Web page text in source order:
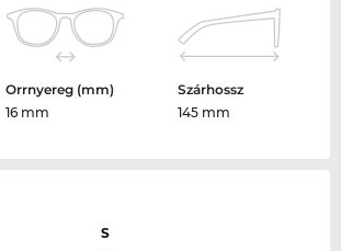
Orrnyereg (mm)
16 mm
Szárhossz
145 mm
S